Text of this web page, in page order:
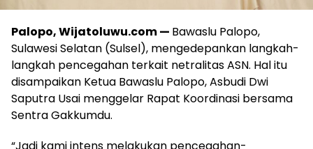
Palopo, Wijatoluwu.com — Bawaslu Palopo,
Sulawesi Selatan (Sulsel), mengedepankan langkah-
langkah pencegahan terkait netralitas ASN. Hal itu
disampaikan Ketua Bawaslu Palopo, Asbudi Dwi
Saputra Usai menggelar Rapat Koordinasi bersama
Sentra Gakkumdu.